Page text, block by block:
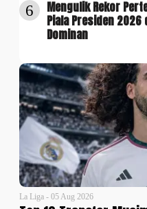
6
Mengulik Rekor
Piala Presiden 2026
Dominan
La Liga - 05 Aug 2026